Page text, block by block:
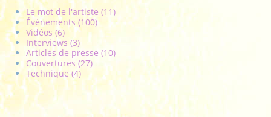
Le mot de l'artiste (11)
Évènements (100)
Vidéos (6)
Interviews (3)
Articles de presse (10)
Couvertures (27)
Technique (4)